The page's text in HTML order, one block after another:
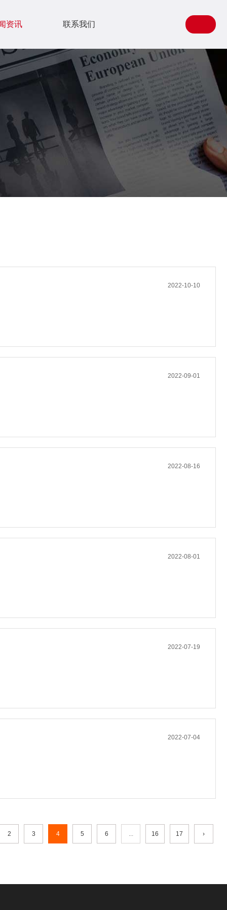
资讯 联系我们
2022-10-10
2022-09-01
2022-08-16
2022-08-01
2022-07-19
2022-07-04
2 3 4 5 6 ... 16 17 ›